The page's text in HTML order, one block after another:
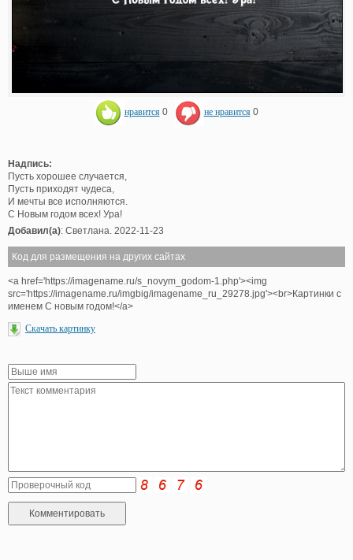
нравится 0 не нравится 0
Надпись:
Пусть хорошее случается,
Пусть приходят чудеса,
И мечты все исполняются.
С Новым годом всех! Ура!
Добавил(а): Светлана. 2022-11-23
Код для размещения на других сайтах
<a href='https://imagename.ru/s_novym_godom-1.php'><img
src='https://imagename.ru/imgbig/imagename_ru_29278.jpg'><br>Картинки с
именем С новым годом!</a>
Скачать картинку